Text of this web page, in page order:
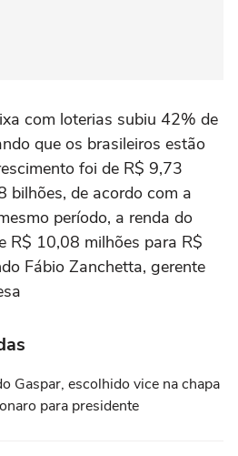
com loterias subiu 42% de
que os brasileiros estão
foi de R$ 9,73
bilhões, de acordo com a
período, a renda do
R$ 10,08 milhões para R$
Fábio Zanchetta, gerente
Gaspar, escolhido vice na chapa
para presidente